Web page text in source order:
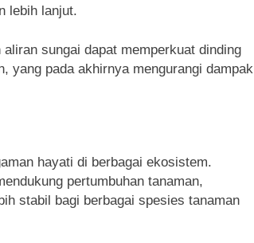
lebih lanjut.
sungai dapat memperkuat dinding
yang pada akhirnya mengurangi dampak
hayati di berbagai ekosistem.
pertumbuhan tanaman,
stabil bagi berbagai spesies tanaman